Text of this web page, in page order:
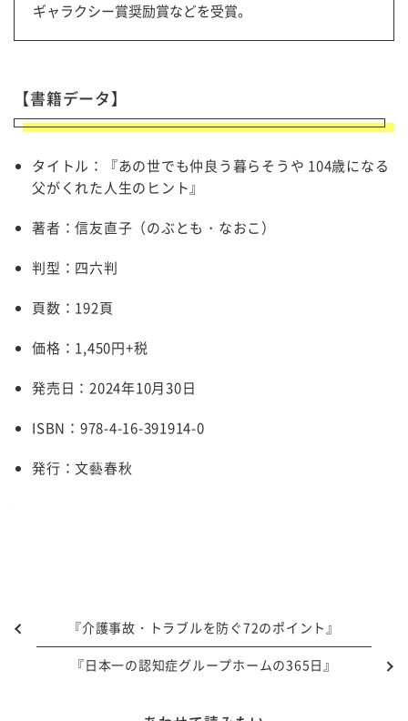
ギャラクシー賞奨励賞などを受賞。
【書籍データ】
タイトル：『あの世でも仲良う暮らそうや 104歳になる
父がくれた人生のヒント』
著者：信友直子（のぶとも・なおこ）
判型：四六判
頁数：192頁
価格：1,450円+税
発売日：2024年10月30日
ISBN：978-4-16-391914-0
発行：文藝春秋
『介護事故・トラブルを防ぐ72のポイント』
『日本一の認知症グループホームの365日』